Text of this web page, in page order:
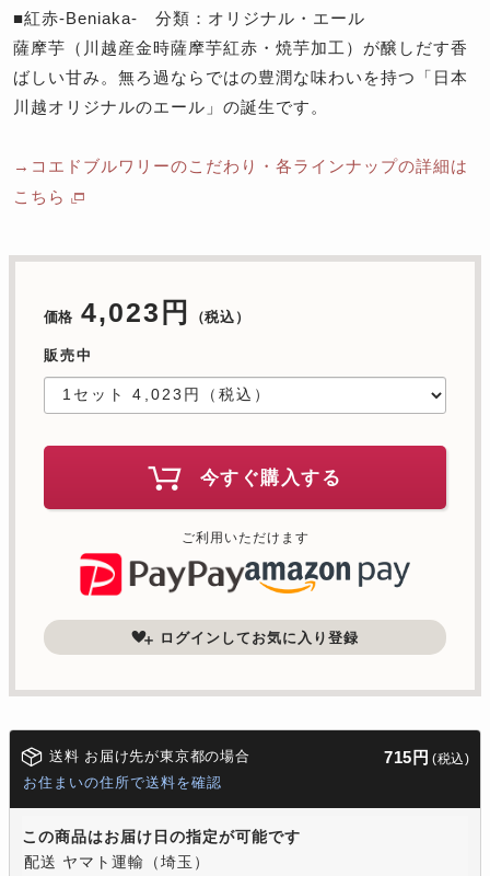
■紅赤-Beniaka- 分類：オリジナル・エール
薩摩芋（川越産金時薩摩芋紅赤・焼芋加工）が醸しだす香
ばしい甘み。無ろ過ならではの豊潤な味わいを持つ「日本
川越オリジナルのエール」の誕生です。
→コエドブルワリーのこだわり・各ラインナップの詳細は
こちら
価格 4,023円 （税込）
販売中
今すぐ購入する
ご利用いただけます
ログインしてお気に入り登録
送料 お届け先が東京都の場合 715円 (税込)
お住まいの住所で送料を確認
この商品はお届け日の指定が可能です
配送 ヤマト運輸（埼玉）